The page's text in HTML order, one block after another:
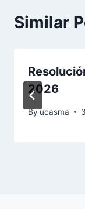
Similar
2026
Byucasma